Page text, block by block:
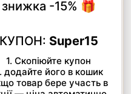
ЗНИЖКИ
SUPERPETS